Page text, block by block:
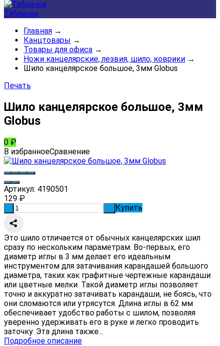
Таблички
Главная →
Канцтовары →
Товары для офиса →
Ножи канцелярские, лезвия, шило, коврики →
Шило канцелярское большое, 3мм Globus
Печать
Шило канцелярское большое, 3мм
Globus
0 ₽
В избранноеСравнение
Артикул: 4190501
129 ₽
Купить
Это шило отличается от обычных канцелярских шил
сразу по нескольким параметрам. Во-первых, его
диаметр иглы в 3 мм делает его идеальным
инструментом для затачивания карандашей большого
диаметра, таких как графитные чертежные карандаши
или цветные мелки. Такой диаметр иглы позволяет
точно и аккуратно затачивать карандаши, не боясь, что
они сломаются или утрясутся. Длина иглы в 62 мм
обеспечивает удобство работы с шилом, позволяя
уверенно удерживать его в руке и легко проводить
заточку. Эта длина также...
Подробное описание